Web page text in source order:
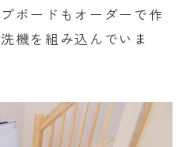
ボードもオーダーで作
機を組み込んでいま